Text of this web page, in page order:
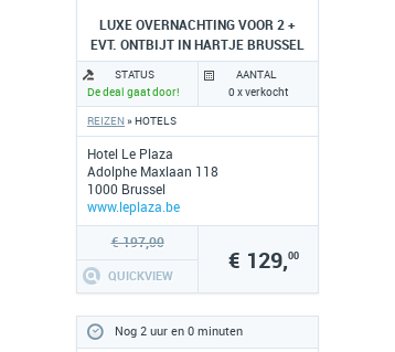
LUXE OVERNACHTING VOOR 2 +
EVT. ONTBIJT IN HARTJE BRUSSEL
Hotel Le Plaza
Adolphe Maxlaan 118
1000 Brussel
www.leplaza.be
REIZEN» HOTELS
STATUS
De deal gaat door!
AANTAL
0 x verkocht
€ 197,00
QUICKVIEW
€ 129,00
Nog 2 uur en 0 minuten